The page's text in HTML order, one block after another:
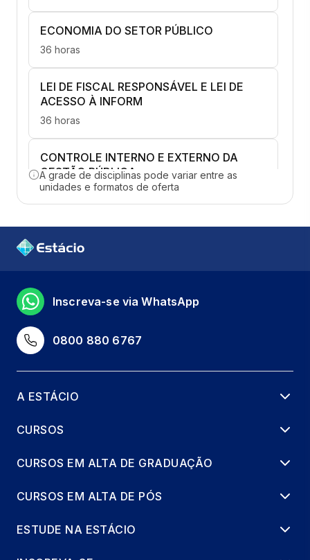
ECONOMIA DO SETOR PÚBLICO
36 horas
LEI DE FISCAL RESPONSÁVEL E LEI DE
ACESSO À INFORM
36 horas
CONTROLE INTERNO E EXTERNO DA
GESTÃO PÚBLICA
36 horas
ELABORAÇÃO ORÇAMENTÁRIA
36 horas
FINANCEIRA
36 horas
ORÇAMENTÁRIO
A grade de disciplinas pode variar entre as
unidades e formatos de oferta
0800 880 6767
Inscreva-se via WhatsApp
A ESTÁCIO
CURSOS
CURSOS EM ALTA DE GRADUAÇÃO
CURSOS EM ALTA DE PÓS
ESTUDE NA ESTÁCIO